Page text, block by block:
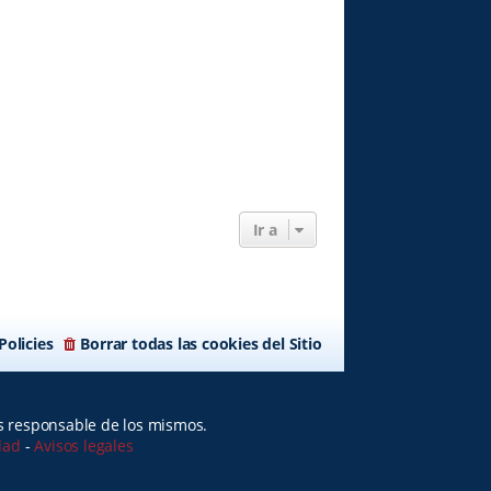
Ir a
Borrar todas las cookies del Sitio
Policies
de los mismos.
-Avisos legales